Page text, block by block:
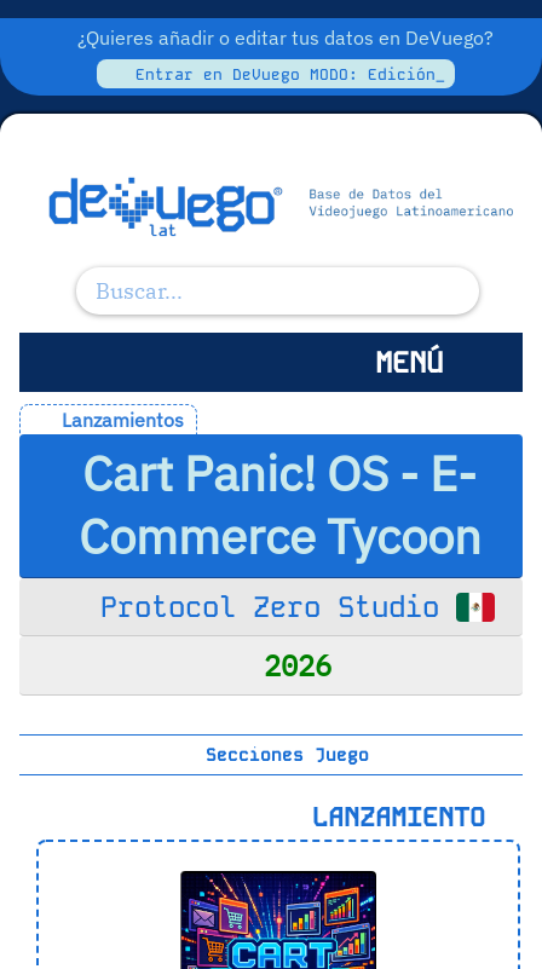
¿Quieres añadir o editar tus datos en DeVuego?
Entrar en DeVuego MODO: Edición_
MENÚ
Lanzamientos
Cart Panic! OS - E-
Commerce Tycoon
Protocol Zero Studio
2026
Secciones Juego
LANZAMIENTO